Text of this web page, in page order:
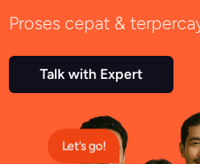
Proses cepat &
Talk with Expert
Let's go!